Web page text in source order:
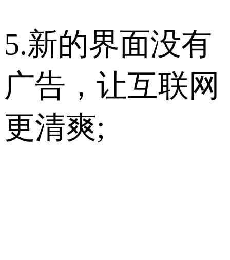
5.新的界面没有
广告，让互联网
更清爽;